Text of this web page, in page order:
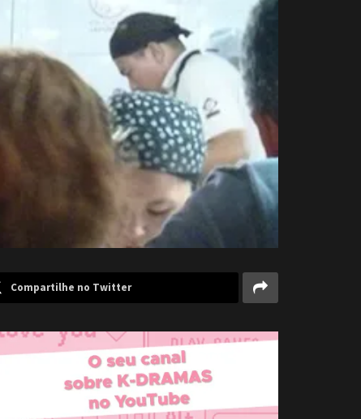
Compartilhe no Twitter